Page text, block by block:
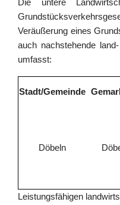
Die untere
Veräußerung eines
auch nachstehende
umfasst:
Stadt/Gemeinde
Döbeln
Leistungsfähigen